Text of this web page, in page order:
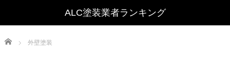
Home 外壁塗装